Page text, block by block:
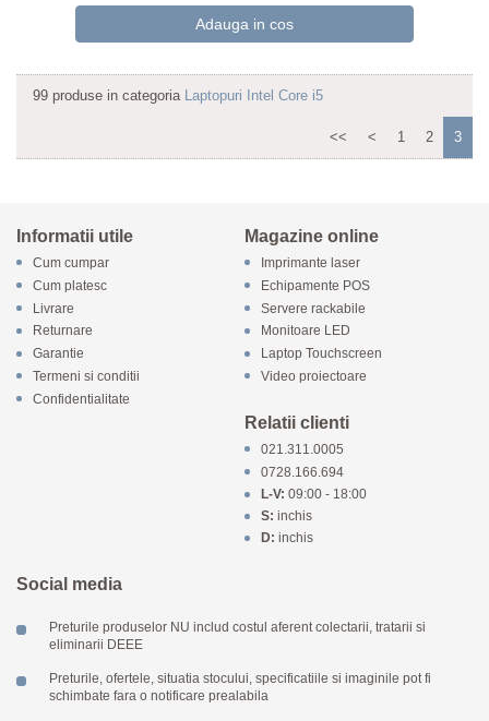
99 produse in categoria Laptopuri Intel Core i5
<< < 1 2 3
Informatii utile
Cum cumpar
Cum platesc
Livrare
Returnare
Garantie
Termeni si conditii
Confidentialitate
Magazine online
Imprimante laser
Echipamente POS
Servere rackabile
Monitoare LED
Laptop Touchscreen
Video proiectoare
Relatii clienti
021.311.0005
0728.166.694
L-V: 09:00 - 18:00
S: inchis
D: inchis
Social media
Preturile produselor NU includ costul aferent colectarii, tratarii si
eliminarii DEEE
Preturile, ofertele, situatia stocului, specificatiile si imaginile pot fi
schimbate fara o notificare prealabila